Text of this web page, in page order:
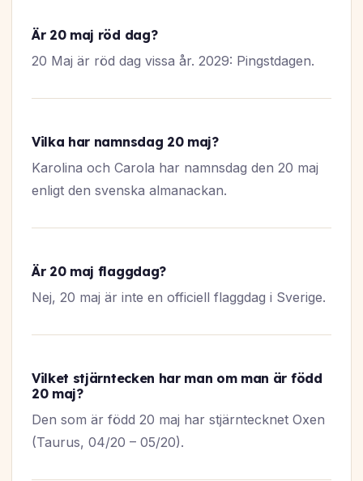
Är 20 maj röd dag?
20 Maj är röd dag vissa år. 2029: Pingstdagen.
Vilka har namnsdag 20 maj?
Karolina och Carola har namnsdag den 20 maj
enligt den svenska almanackan.
Är 20 maj flaggdag?
Nej, 20 maj är inte en officiell flaggdag i Sverige.
Vilket stjärntecken har man om man är född
20 maj?
Den som är född 20 maj har stjärntecknet Oxen
(Taurus, 04/20 – 05/20).